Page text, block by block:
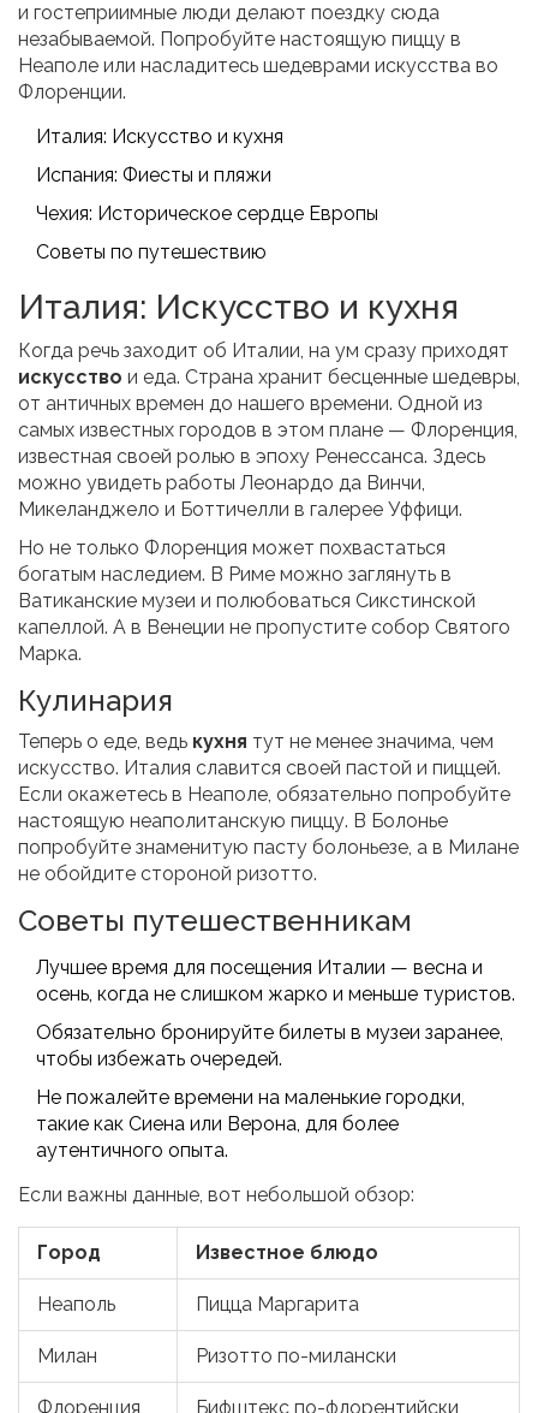
и гостеприимные люди делают поездку сюда
незабываемой. Попробуйте настоящую пиццу в
Неаполе или насладитесь шедеврами искусства во
Флоренции.
Италия: Искусство и кухня
Испания: Фиесты и пляжи
Чехия: Историческое сердце Европы
Советы по путешествию
Италия: Искусство и кухня
Когда речь заходит об Италии, на ум сразу приходят
искусство и еда. Страна хранит бесценные шедевры,
от античных времен до нашего времени. Одной из
самых известных городов в этом плане — Флоренция,
известная своей ролью в эпоху Ренессанса. Здесь
можно увидеть работы Леонардо да Винчи,
Микеланджело и Боттичелли в галерее Уффици.
Но не только Флоренция может похвастаться
богатым наследием. В Риме можно заглянуть в
Ватиканские музеи и полюбоваться Сикстинской
капеллой. А в Венеции не пропустите собор Святого
Марка.
Кулинария
Теперь о еде, ведь кухня тут не менее значима, чем
искусство. Италия славится своей пастой и пиццей.
Если окажетесь в Неаполе, обязательно попробуйте
настоящую неаполитанскую пиццу. В Болонье
попробуйте знаменитую пасту болоньезе, а в Милане
не обойдите стороной ризотто.
Советы путешественникам
Лучшее время для посещения Италии — весна и
осень, когда не слишком жарко и меньше туристов.
Обязательно бронируйте билеты в музеи заранее,
чтобы избежать очередей.
Не пожалейте времени на маленькие городки,
такие как Сиена или Верона, для более
аутентичного опыта.
Если важны данные, вот небольшой обзор:
Город Известное блюдо
Неаполь Пицца Маргарита
Милан Ризотто по-милански
Флоренция Бифштекс по-флорентийски